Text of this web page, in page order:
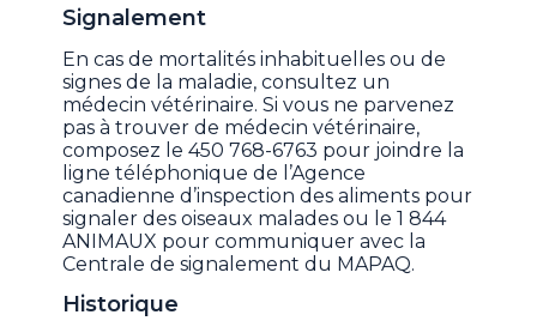
Signalement
En cas de mortalités inhabituelles ou de
signes de la maladie, consultez un
médecin vétérinaire. Si vous ne parvenez
pas à trouver de médecin vétérinaire,
composez le 450 768-6763 pour joindre la
ligne téléphonique de l’Agence
canadienne d’inspection des aliments pour
signaler des oiseaux malades ou le 1 844
ANIMAUX pour communiquer avec la
Centrale de signalement du MAPAQ.
Historique